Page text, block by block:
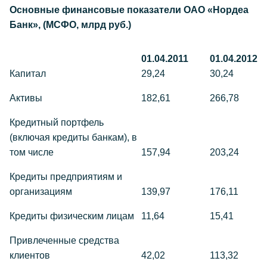
Основные финансовые показатели ОАО «Нордеа
Банк», (МСФО, млрд руб.)
01.04.2011 01.04.2012
Капитал
29,24 30,24
Активы 182,61 266,78
Кредитный портфель
(включая кредиты банкам), в
том числе
157,94 203,24
Кредиты предприятиям и
организациям
139,97 176,11
Кредиты физическим лицам 11,64 15,41
Привлеченные средства
клиентов
42,02 113,32